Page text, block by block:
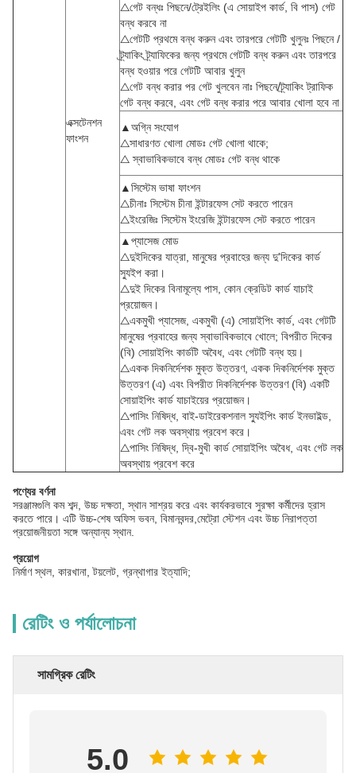
এক্সটেনশন
ফাংশন
△গেট বন্ধঃ পিছনে/ট্রেইলিং (এ সোয়াইপ কার্ড, বি পাস) গেট
বন্ধ করবে না
△গেটটি প্রথমে বন্ধ করুন এবং তারপরে গেটটি খুলুনঃ পিছনে /
ট্র্যাকিং ট্র্যাফিকের জন্য প্রথমে গেটটি বন্ধ করুন এবং তারপরে
বন্ধ হওয়ার পরে গেটটি আবার খুলুন
△গেট বন্ধ করার পর গেট খুলবেন নাঃ পিছনে/ট্র্যাকিং ট্রাফিক
গেট বন্ধ করবে, এবং গেট বন্ধ করার পরে আবার খোলা হবে না
▲অগ্নি সংযোগ
△সাধারণত খোলা মোডঃ গেট খোলা থাকে;
△ স্বাভাবিকভাবে বন্ধ মোডঃ গেট বন্ধ থাকে
▲সিস্টেম ভাষা ফাংশন
△চীনাঃ সিস্টেম চীনা ইন্টারফেস সেট করতে পারেন
△ইংরেজিঃ সিস্টেম ইংরেজি ইন্টারফেস সেট করতে পারেন
▲প্যাসেজ মোড
△দুইদিকের যাত্রা, মানুষের প্রবাহের জন্য দু'দিকের কার্ড
স্যুইপ করা।
△দুই দিকের বিনামূল্যে পাস, কোন ক্রেডিট কার্ড যাচাই
প্রয়োজন।
△একমুখী প্যাসেজ, একমুখী (এ) সোয়াইপিং কার্ড, এবং গেটটি
মানুষের প্রবাহের জন্য স্বাভাবিকভাবে খোলে; বিপরীত দিকের
(বি) সোয়াইপিং কার্ডটি অবৈধ, এবং গেটটি বন্ধ হয়।
△একক দিকনির্দেশক মুক্ত উত্তরণ, একক দিকনির্দেশক মুক্ত
উত্তরণ (এ) এবং বিপরীত দিকনির্দেশক উত্তরণ (বি) একটি
সোয়াইপিং কার্ড যাচাইয়ের প্রয়োজন।
△পাসিং নিষিদ্ধ, বাই-ডাইরেকশনাল স্যুইপিং কার্ড ইনভাইল্ড,
এবং গেট লক অবস্থায় প্রবেশ করে।
△পাসিং নিষিদ্ধ, দ্বি-মুখী কার্ড সোয়াইপিং অবৈধ, এবং গেট লক
অবস্থায় প্রবেশ করে
পণ্যের বর্ণনা
সরঞ্জামগুলি কম শব্দ, উচ্চ দক্ষতা, স্থান সাশ্রয় করে এবং কার্যকরভাবে সুরক্ষা কর্মীদের হ্রাস
করতে পারে। এটি উচ্চ-শেষ অফিস ভবন, বিমানবন্দর,মেট্রো স্টেশন এবং উচ্চ নিরাপত্তা
প্রয়োজনীয়তা সঙ্গে অন্যান্য স্থান.
প্রয়োগ
নির্মাণ স্থল, কারখানা, টয়লেট, গ্রন্থাগার ইত্যাদি;
রেটিং ও পর্যালোচনা
সামগ্রিক রেটিং
5.0